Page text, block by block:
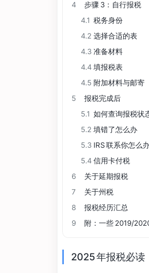
4
步骤 3：自行报税
4.1 税务身份
4.2 选择合适的表
4.3 准备材料
4.4 填报税表
4.5 附加材料与邮寄
5
报税完成后
5.1 如何查询报税状
5.2 填错了怎么办
5.3 IRS 联系你怎么
5.4 信用卡付税
6
关于延期报税
7
关于州税
8
报税经历汇总
9
附：一些 2019/
2025 年报税必读